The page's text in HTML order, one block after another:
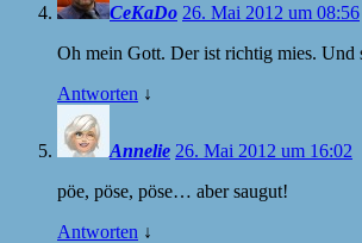
CeKaDo 26. Mai 2012 um 08:56
Oh mein Gott. Der ist richtig mies. Und
Antworten ↓
Annelie 26. Mai 2012 um 16:02
pöe, pöse, pöse… aber saugut!
Antworten ↓